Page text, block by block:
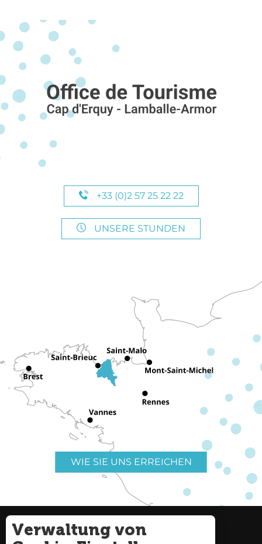
+33 (0)2 57 25 22 22
UNSERE STUNDEN
WIE SIE UNS ERREICHEN
Nützliche Links
Verwaltung von